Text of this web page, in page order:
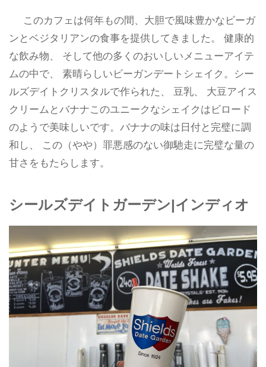
このカフェは何年もの間、大胆で風味豊かなビーガ
ンとベジタリアンの食事を提供してきました。 健康的
な飲み物、 そして他の多くのおいしいメニューアイテ
ムの中で、 素晴らしいビーガンデートシェイク。シー
ルズデイトクリスタルで作られた、 豆乳、 大豆アイス
クリームとバナナこのユニークなシェイクはビロード
のようで美味しいです。バナナの味は日付と完璧に調
和し、 この（やや）罪悪感のない御馳走に完璧な量の
甘さをもたらします。
シールズデイトガーデン|インディオ